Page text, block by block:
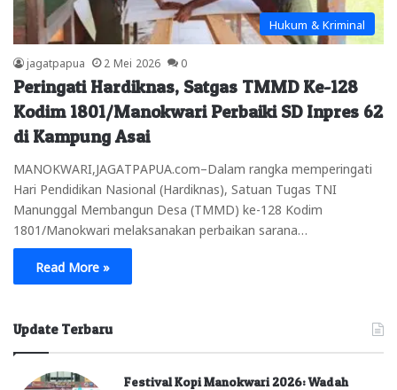
Hukum & Kriminal
jagatpapua 2 Mei 2026 0
Peringati Hardiknas, Satgas TMMD Ke-128
Kodim 1801/Manokwari Perbaiki SD Inpres 62
di Kampung Asai
MANOKWARI,JAGATPAPUA.com–Dalam rangka memperingati
Hari Pendidikan Nasional (Hardiknas), Satuan Tugas TNI
Manunggal Membangun Desa (TMMD) ke-128 Kodim
1801/Manokwari melaksanakan perbaikan sarana…
Read More »
Update Terbaru
Festival Kopi Manokwari 2026: Wadah